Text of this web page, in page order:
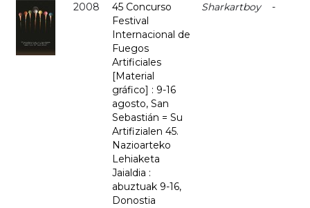
2008
45 Concurso
Festival
Internacional de
Fuegos
Artificiales
[Material
gráfico] : 9-16
agosto, San
Sebastián = Su
Artifizialen 45.
Nazioarteko
Lehiaketa
Jaialdia :
abuztuak 9-16,
Donostia
Sharkartboy -